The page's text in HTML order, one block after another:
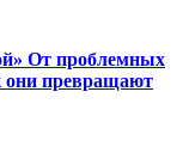
От проблемных
они превращают